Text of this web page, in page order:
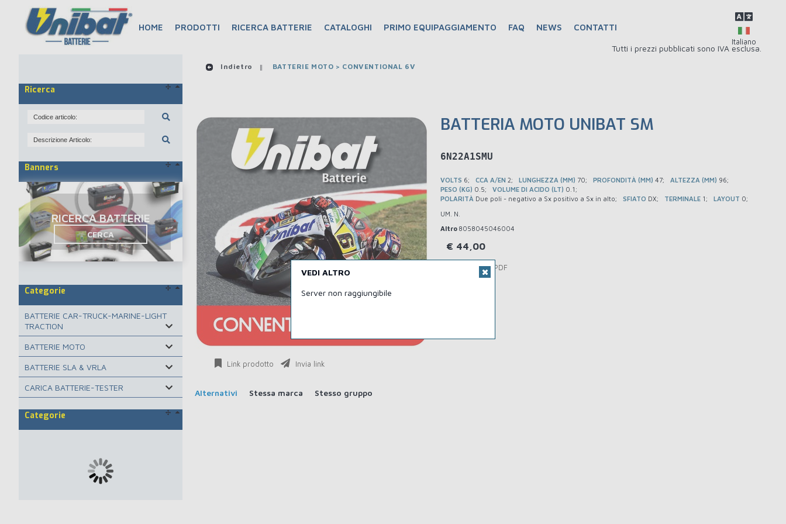
Tutti i prezzi pubblicati sono IVA esclusa.
HOME PRODOTTI RICERCA BATTERIE CATALOGHI PRIMO EQUIPAGGIAMENTO FAQ NEWS CONTATTI
Ricerca
Banners
RICERCA BATTERIE
CERCA
Categorie
BATTERIE CAR-TRUCK-MARINE-LIGHT
TRACTION
BATTERIE MOTO
BATTERIE SLA & VRLA
CARICA BATTERIE-TESTER
Categorie
Indietro BATTERIE MOTO > CONVENTIONAL 6V
BATTERIA MOTO UNIBAT SM
BM6N22A1SMU
VOLTS 6 CCA A/EN 2 LUNGHEZZA (MM) 70 PROFONDITÀ (MM) 47 ALTEZZA (MM) 96
PESO (KG) 0.5 VOLUME DI ACIDO (LT) 0.1
POLARITÀ Due poli - negativo a Sx positivo a Sx in alto SFIATO DX TERMINALE 1 LAYOUT 0
UM. N.
Download PDF
Altro 8058045046004
€ 44,00
Link prodotto Invia link
Alternativi Stessa marca Stesso gruppo
VEDI ALTRO
Server non raggiungibile